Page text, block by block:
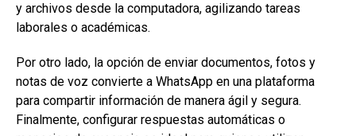
y archivos desde la computadora, agilizando tareas
laborales o académicas.
Por otro lado, la opción de enviar documentos, fotos y
notas de voz convierte a WhatsApp en una plataforma
para compartir información de manera ágil y segura.
Finalmente, configurar respuestas automáticas o